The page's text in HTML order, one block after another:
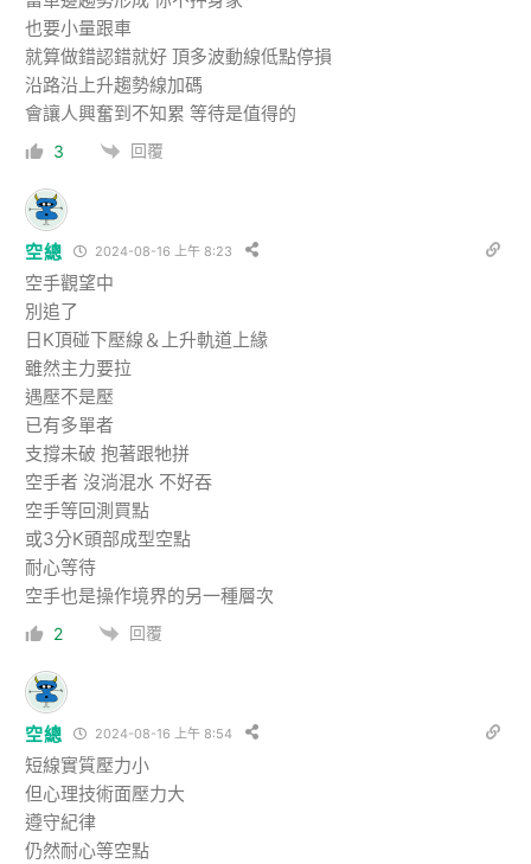
也要小量跟車
就算做錯認錯就好 頂多波動線低點停損
沿路沿上升趨勢線加碼
會讓人興奮到不知累 等待是值得的
3 回覆
空總 2024-08-16 上午 8:23
空手觀望中
別追了
日K頂碰下壓線＆上升軌道上緣
雖然主力要拉
遇壓不是壓
已有多單者
支撐未破 抱著跟牠拼
空手者 沒淌混水 不好吞
空手等回測買點
或3分K頭部成型空點
耐心等待
空手也是操作境界的另一種層次
2 回覆
空總 2024-08-16 上午 8:54
短線實質壓力小
但心理技術面壓力大
遵守紀律
仍然耐心等空點